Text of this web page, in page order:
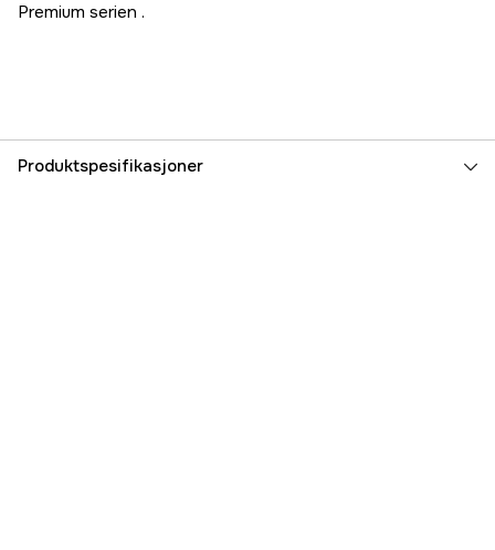
Premium serien .
Produktspesifikasjoner